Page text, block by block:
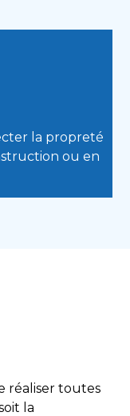
la propreté
ou en
réaliser toutes
la